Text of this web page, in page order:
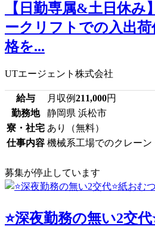
【日勤専属&土日休み
ークリフトでの入出
格を...
UTエージェント株式会社
給与 月収例211,000円
勤務地
静岡県 浜松市
寮・社宅 あり（無料）
仕事内容 機械系工場でのクレー
募集が停止しています
⭐深夜勤務の無い2交